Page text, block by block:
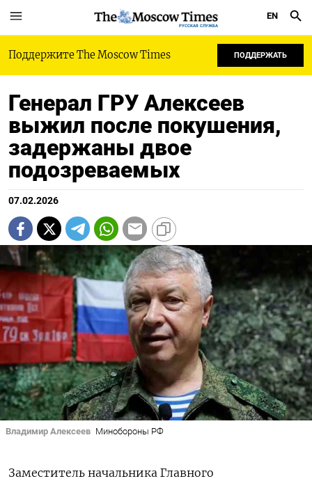
РУССКАЯ СЛУЖБА
EN
Поддержите The Moscow Times ПОДДЕРЖАТЬ
Генерал ГРУ Алексеев
выжил после покушения,
задержаны двое
подозреваемых
07.02.2026
Владимир Алексеев Минобороны РФ
Заместитель начальника Главного